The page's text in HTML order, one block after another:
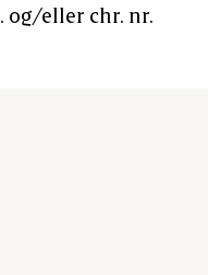
og/eller chr. nr.